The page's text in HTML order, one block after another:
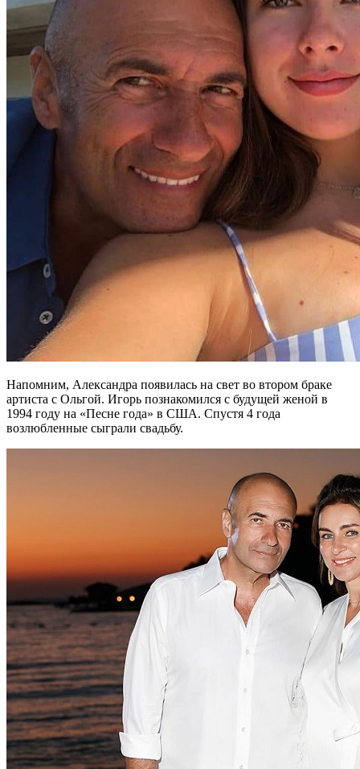
Напомним, Александра появилась на свет во втором браке
артиста с Ольгой. Игорь познакомился с будущей женой в
1994 году на «Песне года» в США. Спустя 4 года
возлюбленные сыграли свадьбу.